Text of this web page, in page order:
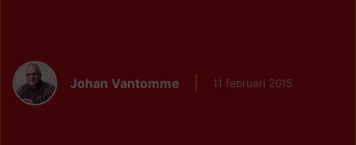
Johan Vantomme 11 februari 2015